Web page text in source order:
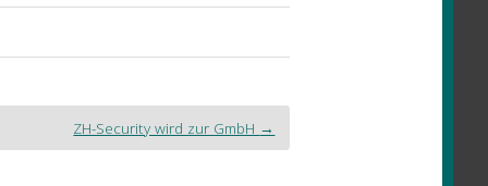
ZH-Security wird zur GmbH →